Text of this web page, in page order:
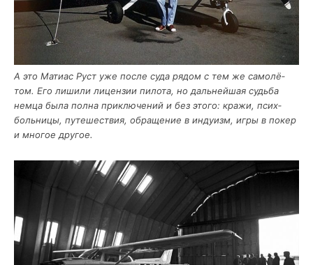
А это Мати­ас Руст уже после суда рядом с тем же само­лё­
том. Его лиши­ли лицен­зии пило­та, но даль­ней­шая судь­ба
нем­ца была пол­на при­клю­че­ний и без это­го: кра­жи, псих­
боль­ни­цы, путе­ше­ствия, обра­ще­ние в инду­изм, игры в покер
и мно­гое другое.